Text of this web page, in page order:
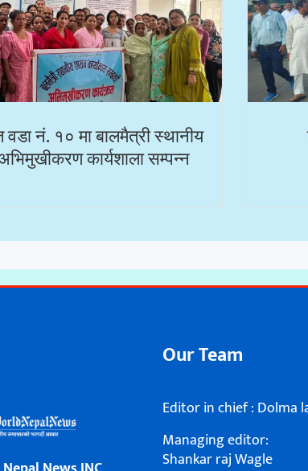
नं. १० मा बालमैत्री स्थानीय
कार्यशाला सम्पन्न
Our Team
Editor in chief : Dolma
Managing editor:
Shankar raj Wagle